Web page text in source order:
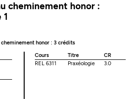
cheminement honor :
1
honor : 3 crédits
Cours Titre
CR
REL 6311
Praxéologie 3.0